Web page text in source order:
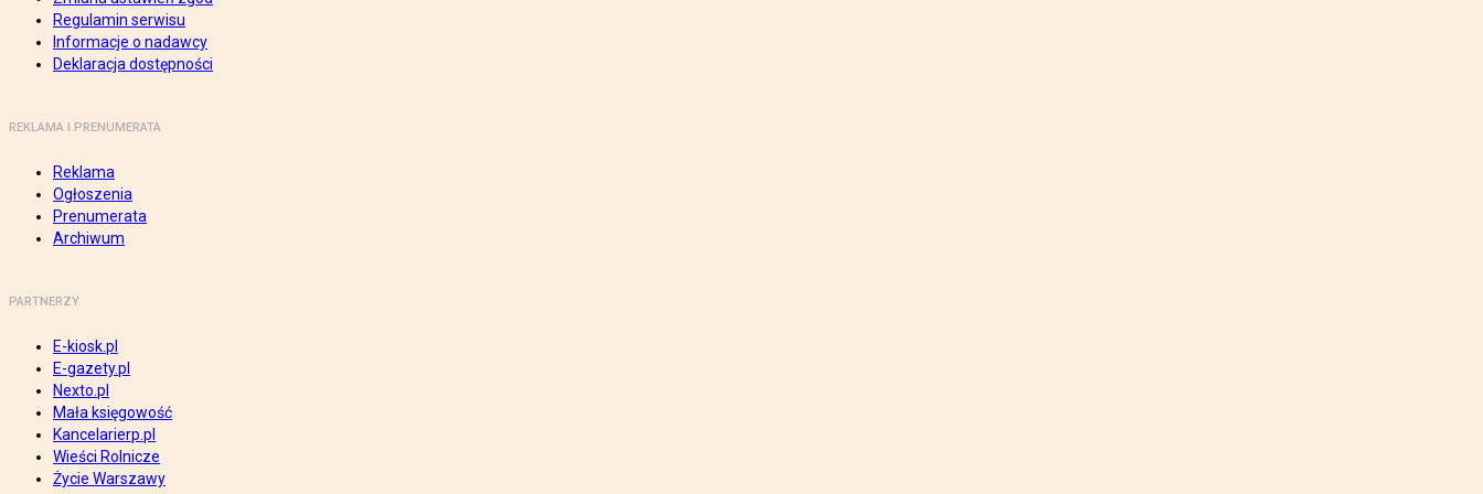
Regulamin serwisu
Informacje o nadawcy
Deklaracja dostępności
REKLAMA I PRENUMERATA
Reklama
Ogłoszenia
Prenumerata
Archiwum
PARTNERZY
E-kiosk.pl
E-gazety.pl
Nexto.pl
Mała księgowość
Kancelarierp.pl
Wieści Rolnicze
Życie Warszawy